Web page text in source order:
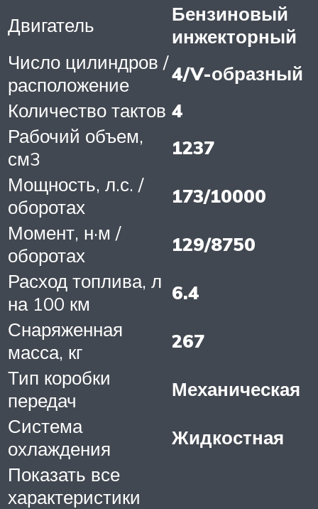
Двигатель
Бензиновый
инжекторный
Число цилиндров /
расположение
4/V-образный
Количество тактов 4
Рабочий объем,
см3
1237
Мощность, л.с. /
оборотах
173/10000
Момент, н·м /
оборотах
129/8750
Расход топлива, л
на 100 км
6.4
Снаряженная
масса, кг
267
Тип коробки
передач
Механическая
Система
охлаждения
Жидкостная
Показать все
характеристики